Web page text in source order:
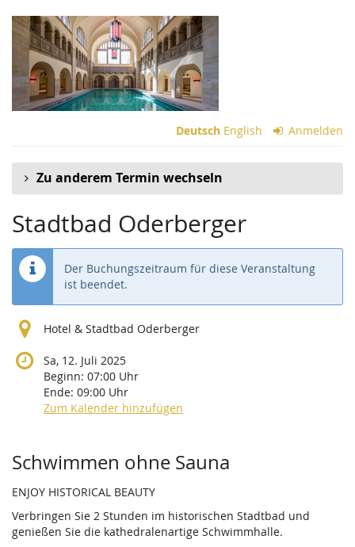
Zum
Haupt-
Inhalt
springen
Deutsch English Anmelden
Zu anderem Termin wechseln
Stadtbad Oderberger
Der Buchungszeitraum für diese Veranstaltung
ist beendet.
Hotel & Stadtbad Oderberger
Sa, 12. Juli 2025
Beginn: 07:00 Uhr
Ende: 09:00 Uhr
Zum Kalender hinzufügen
Produkte
Schwimmen ohne Sauna
ENJOY HISTORICAL BEAUTY
Verbringen Sie 2 Stunden im historischen Stadtbad und
genießen Sie die kathedralenartige Schwimmhalle.